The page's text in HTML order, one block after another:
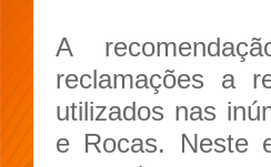
A
reclamações a
utilizados nas
e Rocas. Neste